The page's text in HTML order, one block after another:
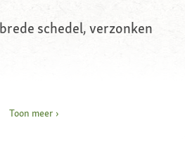
schedel, verzonken
Toon meer